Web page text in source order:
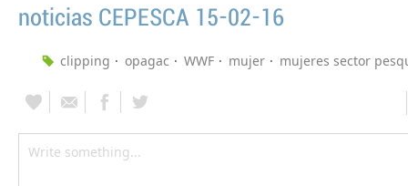
noticias CEPESCA 15-02-16
clipping opagac WWF mujer mujeres sector